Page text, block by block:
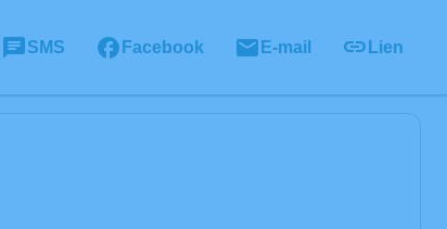
SMS Facebook E-mail Lien